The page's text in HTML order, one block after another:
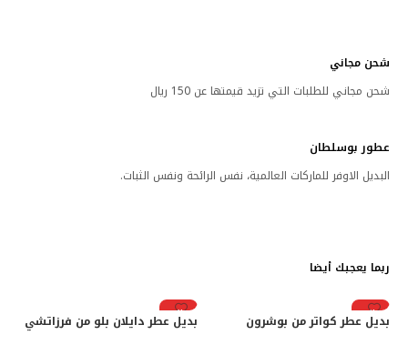
شحن مجاني
شحن مجاني للطلبات التي تزيد قيمتها عن 150 ريال
عطور بوسلطان
البديل الاوفر للماركات العالمية، نفس الرائحة ونفس الثبات.
ربما يعجبك أيضا
رائج
بديل عطر كواتر من بوشرون رائج
بديل عطر دايلان بلو من فرزاتشي